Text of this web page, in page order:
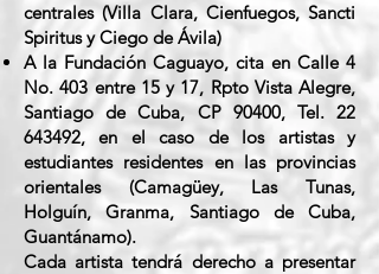
centrales (Villa Clara, Cienfuegos, Sancti
Spiritus y Ciego de Ávila)
A la Fundación Caguayo, cita en Calle 4
No. 403 entre 15 y 17, Rpto Vista Alegre,
Santiago de Cuba, CP 90400, Tel. 22
643492, en el caso de los artistas y
estudiantes residentes en las provincias
orientales (Camagüey, Las Tunas,
Holguín, Granma, Santiago de Cuba,
Guantánamo).
Cada artista tendrá derecho a presentar